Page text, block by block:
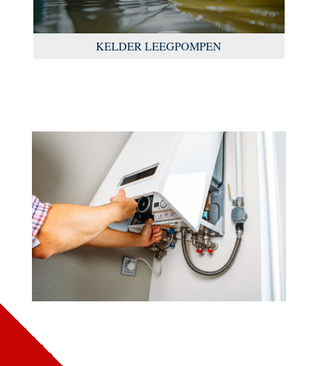
KELDER LEEGPOMPEN